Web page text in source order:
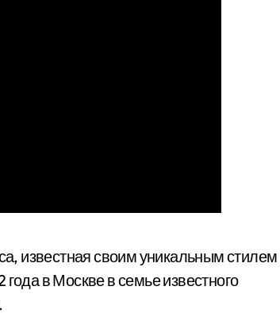
известная своим уникальным стилем
в Москве в семье известного